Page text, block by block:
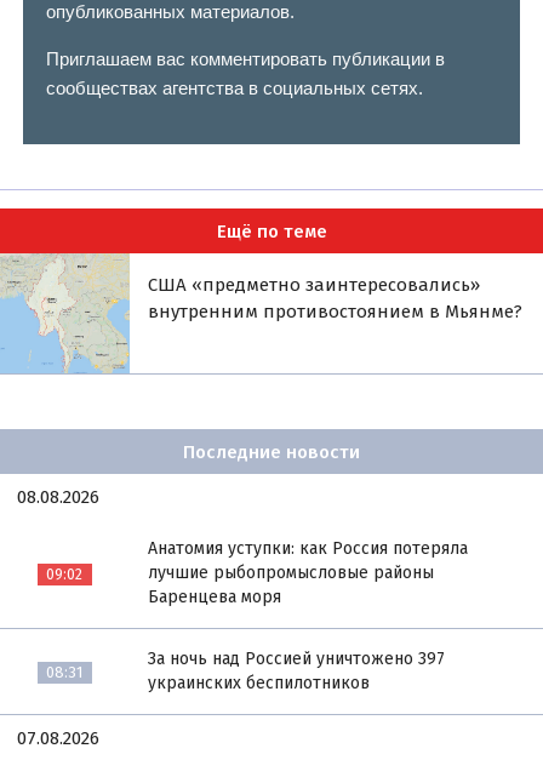
опубликованных материалов.
Приглашаем вас комментировать публикации в
сообществах агентства в социальных сетях.
Ещё по теме
США «предметно заинтересовались»
внутренним противостоянием в Мьянме?
Последние новости
08.08.2026
09:02
Анатомия уступки: как Россия потеряла
лучшие рыбопромысловые районы
Баренцева моря
08:31
За ночь над Россией уничтожено 397
украинских беспилотников
07.08.2026